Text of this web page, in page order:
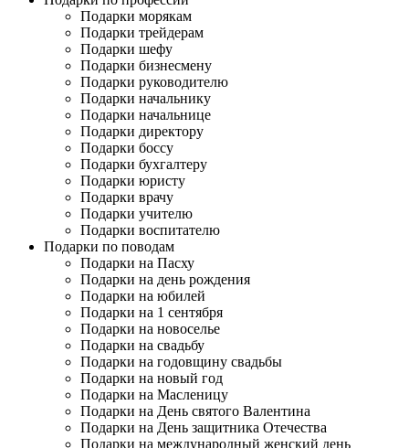
Подарки морякам
Подарки трейдерам
Подарки шефу
Подарки бизнесмену
Подарки руководителю
Подарки начальнику
Подарки начальнице
Подарки директору
Подарки боссу
Подарки бухгалтеру
Подарки юристу
Подарки врачу
Подарки учителю
Подарки воспитателю
Подарки по поводам
Подарки на Пасху
Подарки на день рождения
Подарки на юбилей
Подарки на 1 сентября
Подарки на новоселье
Подарки на свадьбу
Подарки на годовщину свадьбы
Подарки на новый год
Подарки на Масленицу
Подарки на День святого Валентина
Подарки на День защитника Отечества
Подарки на международный женский день